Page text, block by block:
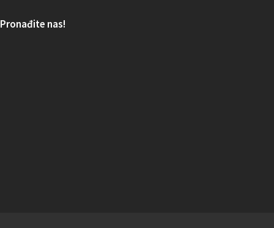
Pronađite nas!